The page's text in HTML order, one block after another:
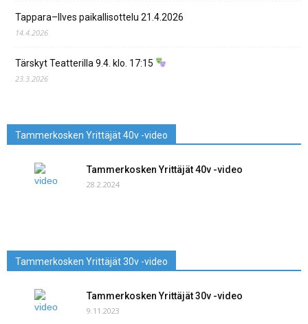
Tappara–Ilves paikallisottelu 21.4.2026
14.4.2026
Tärskyt Teatterilla 9.4. klo. 17:15
23.3.2026
Tammerkosken Yrittäjät 40v -video
Tammerkosken Yrittäjät 40v -video
28.2.2024
Tammerkosken Yrittäjät 30v -video
Tammerkosken Yrittäjät 30v -video
9.11.2023